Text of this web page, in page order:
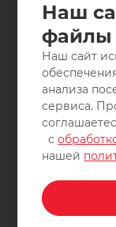
2011-2026 ©
ВелоСаратов.
защищены.
Наш
файлы
Наш сайт
анализа
сервиса.
с
нашей